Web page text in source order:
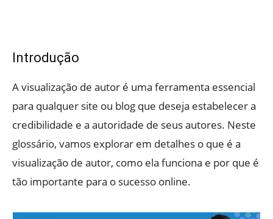
Introdução
A visualização de autor é uma ferramenta essencial
para qualquer site ou blog que deseja estabelecer a
credibilidade e a autoridade de seus autores. Neste
glossário, vamos explorar em detalhes o que é a
visualização de autor, como ela funciona e por que é
tão importante para o sucesso online.